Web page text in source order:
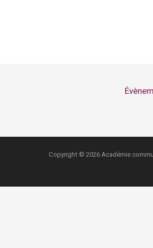
Copyright © 2026 Académie